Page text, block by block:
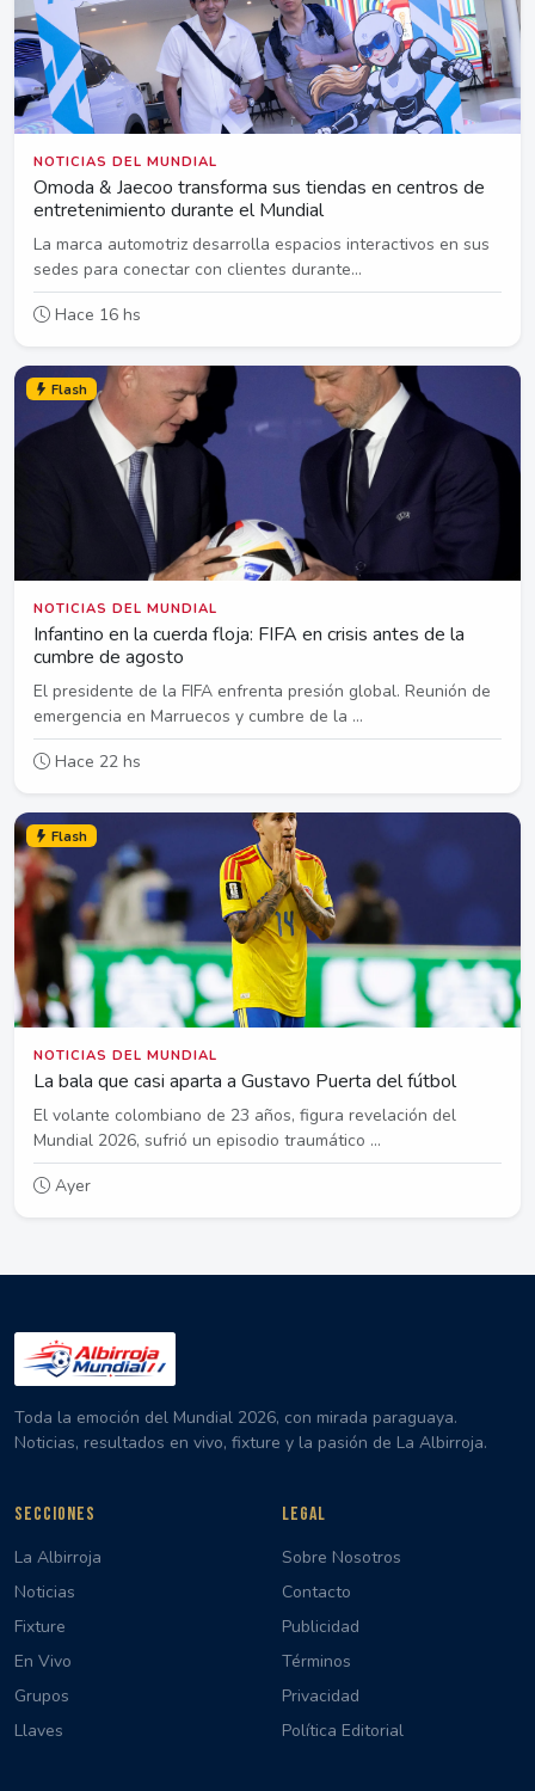
NOTICIAS DEL MUNDIAL
Omoda & Jaecoo transforma sus tiendas en centros de
entretenimiento durante el Mundial
La marca automotriz desarrolla espacios interactivos en sus
sedes para conectar con clientes durante...
Hace 16 hs
Flash
NOTICIAS DEL MUNDIAL
Infantino en la cuerda floja: FIFA en crisis antes de la
cumbre de agosto
El presidente de la FIFA enfrenta presión global. Reunión de
emergencia en Marruecos y cumbre de la ...
Hace 22 hs
Flash
NOTICIAS DEL MUNDIAL
La bala que casi aparta a Gustavo Puerta del fútbol
El volante colombiano de 23 años, figura revelación del
Mundial 2026, sufrió un episodio traumático ...
Ayer
Toda la emoción del Mundial 2026, con mirada paraguaya.
Noticias, resultados en vivo, fixture y la pasión de La Albirroja.
SECCIONES
La Albirroja
Noticias
Fixture
En Vivo
Grupos
Llaves
LEGAL
Sobre Nosotros
Contacto
Publicidad
Términos
Privacidad
Política Editorial